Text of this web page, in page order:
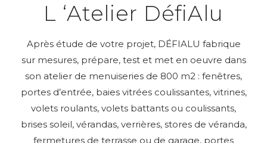
L ‘Atelier DéfiAlu
Après étude de votre projet, DÉFIALU fabrique
sur mesures, prépare, test et met en oeuvre dans
son atelier de menuiseries de 800 m2 : fenêtres,
portes d’entrée, baies vitrées coulissantes, vitrines,
volets roulants, volets battants ou coulissants,
brises soleil, vérandas, verrières, stores de véranda,
fermetures de terrasse ou de garage, portes